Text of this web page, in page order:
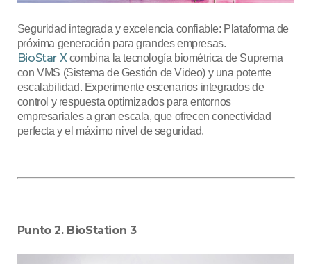
Seguridad integrada y excelencia confiable: Plataforma de
próxima generación para grandes empresas.
BioStar Xcombina la tecnología biométrica de Suprema
con VMS (Sistema de Gestión de Video) y una potente
escalabilidad. Experimente escenarios integrados de
control y respuesta optimizados para entornos
empresariales a gran escala, que ofrecen conectividad
perfecta y el máximo nivel de seguridad.
Punto 2. BioStation 3